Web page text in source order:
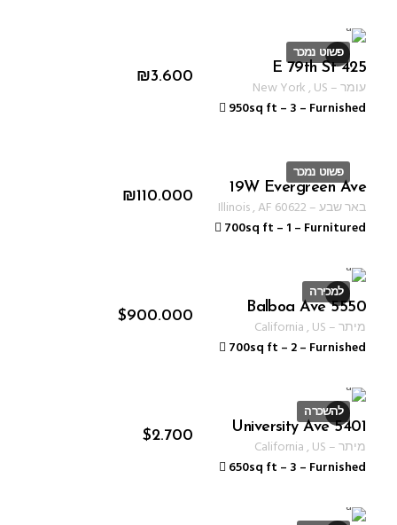
פשוט נמכר
ID 1232
₪3.600
425 E 79th St
עומר–
New York, US
950sq ft – 3 – Furnished
פשוט נמכר
ID 1330
₪110.000
19W Evergreen Ave
באר שבע–
Illinois, AF 60622
700sq ft – 1 – Furnitured
למכירה
ID 1234
$900.000
5550 Balboa Ave
מיתר–
California, US
700sq ft – 2– Furnished
להשכרה
ID 1234
$2.700
5401 University Ave
מיתר–
California, US
650sq ft – 3 – Furnished